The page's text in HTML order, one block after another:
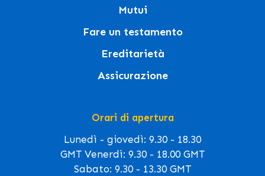
Mutui
Fare un testamento
Ereditarietà
Assicurazione
Orari di apertura
Lunedì - giovedì: 9.30 - 18.30
GMT Venerdì: 9.30 - 18.00 GMT
Sabato: 9.30 - 13.30 GMT